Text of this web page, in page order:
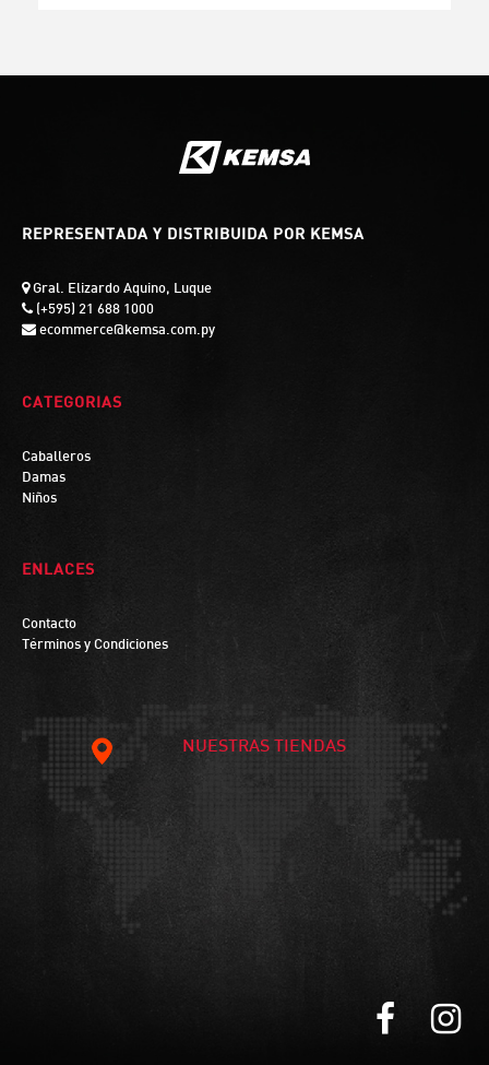
REPRESENTADA Y DISTRIBUIDA POR KEMSA
Gral. Elizardo Aquino, Luque
(+595) 21 688 1000
ecommerce@kemsa.com.py
CATEGORIAS
Caballeros
Damas
Niños
ENLACES
Contacto
Términos y Condiciones
NUESTRAS TIENDAS